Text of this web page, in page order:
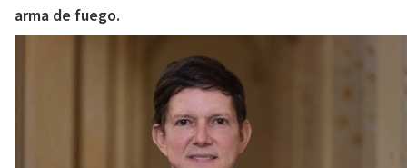
arma de fuego.